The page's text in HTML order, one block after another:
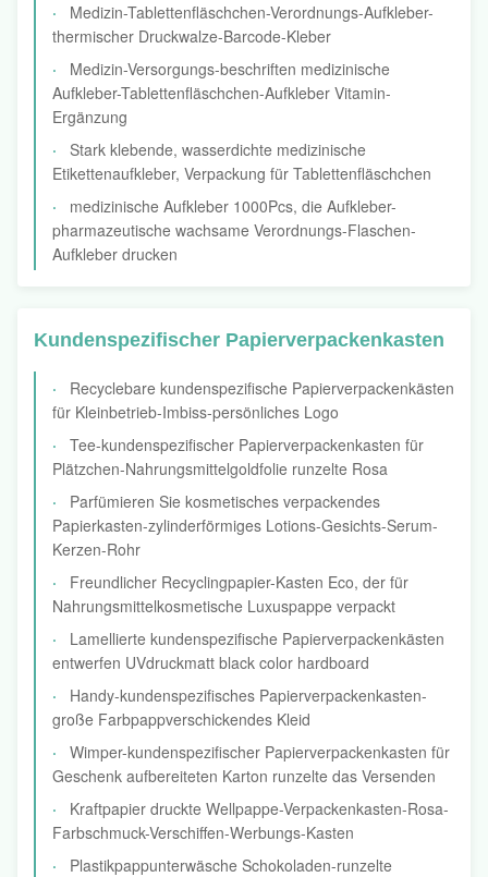
Medizin-Tablettenfläschchen-Verordnungs-Aufkleber-
thermischer Druckwalze-Barcode-Kleber
Medizin-Versorgungs-beschriften medizinische
Aufkleber-Tablettenfläschchen-Aufkleber Vitamin-
Ergänzung
Stark klebende, wasserdichte medizinische
Etikettenaufkleber, Verpackung für Tablettenfläschchen
medizinische Aufkleber 1000Pcs, die Aufkleber-
pharmazeutische wachsame Verordnungs-Flaschen-
Aufkleber drucken
Kundenspezifischer Papierverpackenkasten
Recyclebare kundenspezifische Papierverpackenkästen
für Kleinbetrieb-Imbiss-persönliches Logo
Tee-kundenspezifischer Papierverpackenkasten für
Plätzchen-Nahrungsmittelgoldfolie runzelte Rosa
Parfümieren Sie kosmetisches verpackendes
Papierkasten-zylinderförmiges Lotions-Gesichts-Serum-
Kerzen-Rohr
Freundlicher Recyclingpapier-Kasten Eco, der für
Nahrungsmittelkosmetische Luxuspappe verpackt
Lamellierte kundenspezifische Papierverpackenkästen
entwerfen UVdruckmatt black color hardboard
Handy-kundenspezifisches Papierverpackenkasten-
große Farbpappverschickendes Kleid
Wimper-kundenspezifischer Papierverpackenkasten für
Geschenk aufbereiteten Karton runzelte das Versenden
Kraftpapier druckte Wellpappe-Verpackenkasten-Rosa-
Farbschmuck-Verschiffen-Werbungs-Kasten
Plastikpappunterwäsche Schokoladen-runzelte